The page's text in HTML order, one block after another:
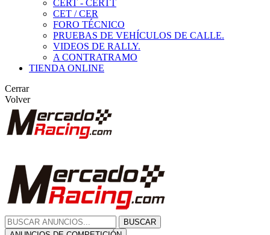
CERT - CERTT
CET / CER
FORO TÉCNICO
PRUEBAS DE VEHÍCULOS DE CALLE.
VIDEOS DE RALLY.
A CONTRATRAMO
TIENDA ONLINE
Cerrar
Volver
BUSCAR
ANUNCIOS DE COMPETICIÓN